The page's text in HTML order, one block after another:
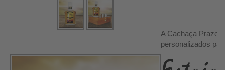
A Cachaça Prazer
personalizados